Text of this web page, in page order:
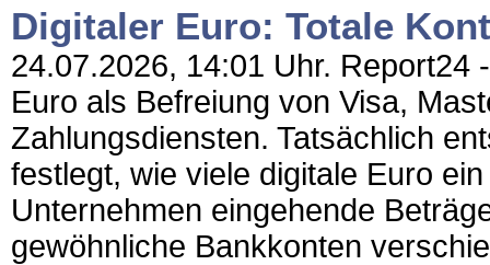
Digitaler Euro: Totale
24.07.2026, 14:01 Uhr.
Euro als Befreiung von Visa,
Zahlungsdiensten. Tatsächlich
festlegt, wie viele digitale Euro
Unternehmen eingehende
gewöhnliche Bankkonten